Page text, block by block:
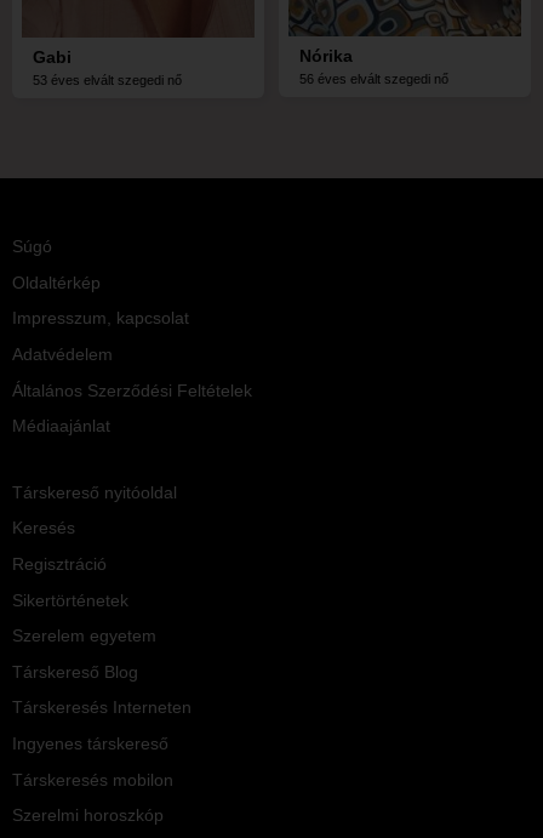
Gabi
53 éves elvált szegedi nő
Nórika
56 éves elvált szegedi nő
Súgó
Oldaltérkép
Impresszum, kapcsolat
Adatvédelem
Általános Szerződési Feltételek
Médiaajánlat
Társkereső nyitóoldal
Keresés
Regisztráció
Sikertörténetek
Szerelem egyetem
Társkereső Blog
Társkeresés Interneten
Ingyenes társkereső
Társkeresés mobilon
Szerelmi horoszkóp